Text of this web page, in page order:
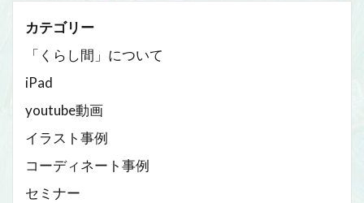
カテゴリー
「くらし間」について
iPad
youtube動画
イラスト事例
コーディネート事例
セミナー